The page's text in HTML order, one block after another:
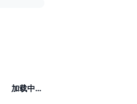
加载中…